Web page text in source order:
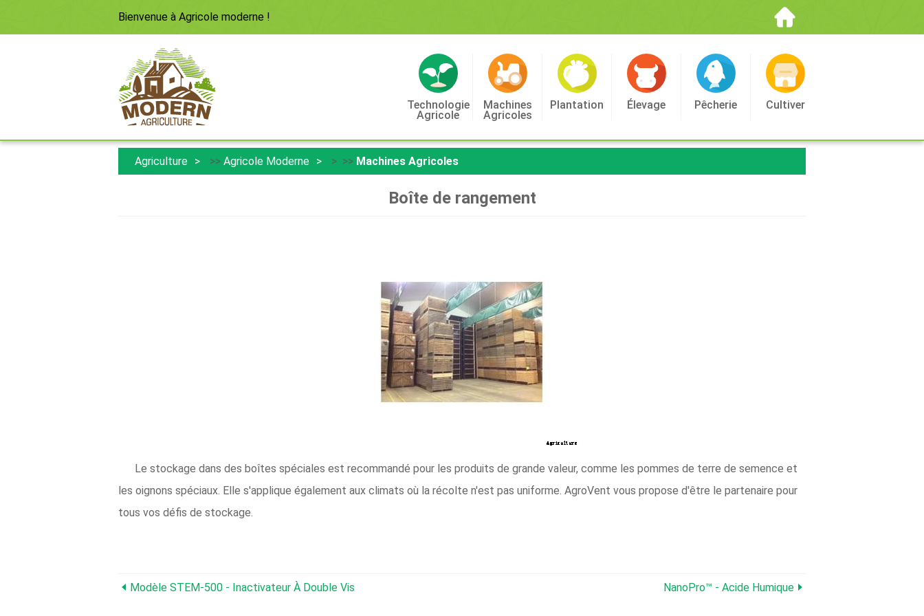
Bienvenue à Agricole moderne !
Technologie
Agricole
Machines
Agricoles
Plantation Élevage Pêcherie Cultiver
Agriculture >> Agricole Moderne > >> Machines Agricoles
Boîte de rangement
Le stockage dans des boîtes spéciales est recommandé pour les produits de grande valeur, comme les pommes de terre de semence et
les oignons spéciaux. Elle s'applique également aux climats où la récolte n'est pas uniforme. AgroVent vous propose d'être le partenaire pour
tous vos défis de stockage.
Modèle STEM-500 - Inactivateur À Double Vis NanoPro™ - Acide Humique